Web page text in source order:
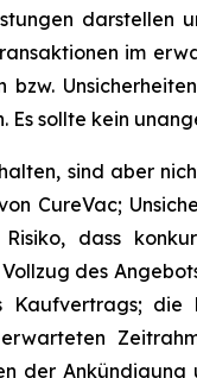
darstellen
im
Es sollte kein
sind aber
CureVac;
dass
des
Kaufvertrags;
der